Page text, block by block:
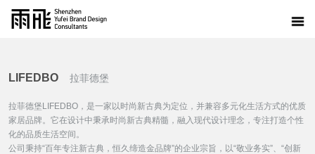
LIFEDBO 拉菲德堡
拉菲德堡LIFEDBO，是一家以时尚新古典为定位，并兼容多元化生活方式的优质
家居品牌。它在设计中秉承时尚新古典精髓，融入现代设计理念，专注打造个性
化的品质生活空间。
公司秉持“百年专注新古典，恒久缔造金品牌”的企业宗旨，以“敬业务实”、“创新